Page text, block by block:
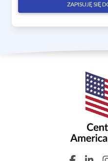
ZAPISUJĘ SIĘ